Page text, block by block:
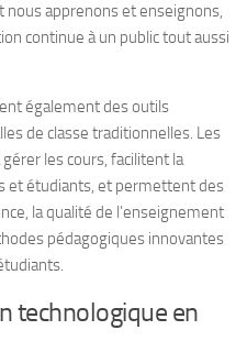
apprenons et enseignons,
continue à un public tout aussi
également des outils
de classe traditionnelles. Les
les cours, facilitent la
et étudiants, et permettent des
la qualité de l’enseignement
pédagogiques innovantes
technologique en